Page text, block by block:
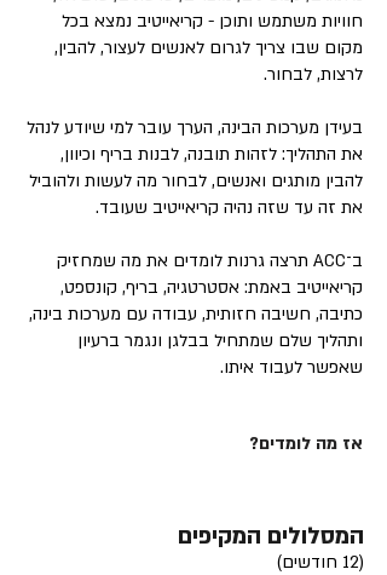
חוויות משתמש ותוכן - קריאייטיב נמצא בכל
מקום שבו צריך לגרום לאנשים לעצור, להבין,
לרצות, לבחור.
בעידן מערכות הבינה, הערך עובר למי שיודע לנהל
את התהליך: לזהות תובנה, לבנות בריף וכיוון,
להבין מותגים ואנשים, לבחור מה לעשות ולהוביל
את זה עד שזה נהיה קריאייטיב שעובד.
ב־ACC תרצה גרנות לומדים את מה שמחזיק
קריאייטיב באמת: אסטרטגיה, בריף, קונספט,
כתיבה, חשיבה חזותית, עבודה עם מערכות בינה,
ותהליך שלם שמתחיל בבלגן ונגמר ברעיון
שאפשר לעבוד איתו.
אז מה לומדים?
המסלולים המקיפים
(12 חודשים)